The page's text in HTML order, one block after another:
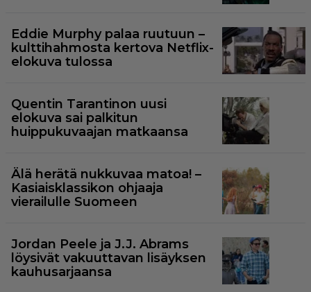
Eddie Murphy palaa ruutuun –
kulttihahmosta kertova Netflix-
elokuva tulossa
Quentin Tarantinon uusi
elokuva sai palkitun
huippukuvaajan matkaansa
Älä herätä nukkuvaa matoa! –
Kasiaisklassikon ohjaaja
vierailulle Suomeen
Jordan Peele ja J.J. Abrams
löysivät vakuuttavan lisäyksen
kauhusarjaansa